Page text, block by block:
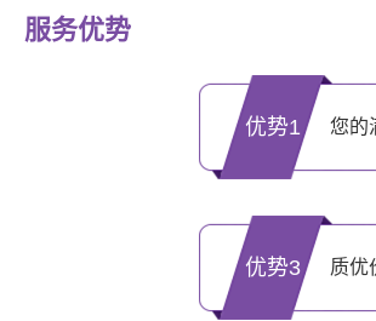
服务优势
优势1 您的
优势3 质优